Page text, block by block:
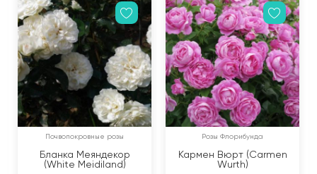
Почвопокровные розы
Бланка Меяндекор
(White Meidiland)
Розы Флорибунда
Кармен Вюрт (Carmen
Wurth)